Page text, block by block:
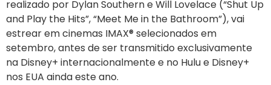
realizado por Dylan Southern e Will Lovelace (“Shut Up
and Play the Hits”, “Meet Me in the Bathroom”), vai
estrear em cinemas IMAX® selecionados em
setembro, antes de ser transmitido exclusivamente
na Disney+ internacionalmente e no Hulu e Disney+
nos EUA ainda este ano.